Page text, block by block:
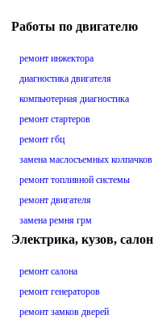
Работы по двигателю
ремонт инжектора
диагностика двигателя
компьютерная диагностика
ремонт стартеров
ремонт гбц
замена маслосъемных колпачков
ремонт топливной системы
ремонт двигателя
замена ремня грм
Электрика, кузов, салон
ремонт салона
ремонт генераторов
ремонт замков дверей